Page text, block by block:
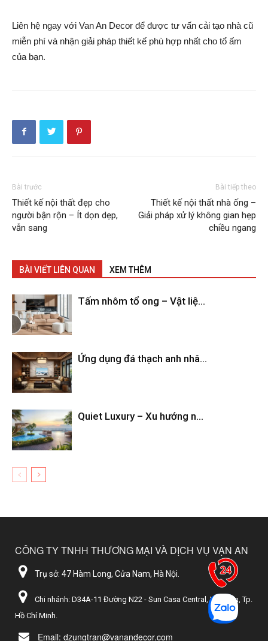
Liên hệ ngay với Van An Decor để được tư vấn cải tạo nhà cũ
miễn phí và nhận giải pháp thiết kế phù hợp nhất cho tổ ấm
của bạn.
Bài trước
Thiết kế nội thất đẹp cho
người bận rộn – Ít dọn dẹp,
vẫn sang
Bài tiếp theo
Thiết kế nội thất nhà ống –
Giải pháp xử lý không gian hẹp
chiều ngang
BÀI VIẾT LIÊN QUAN XEM THÊM
Tấm nhôm tổ ong – Vật liệ...
Ứng dụng đá thạch anh nhâ...
Quiet Luxury – Xu hướng n...
CÔNG TY TNHH THƯƠNG MẠI VÀ DỊCH VỤ VẠN AN
Trụ sở: 47 Hàm Long, Cửa Nam, Hà Nội.
Chi nhánh: D34A-11 Đường N22 - Sun Casa Central, Vĩnh Tân, Tp.
Hồ Chí Minh.
Email: dzungtran@vanandecor.com